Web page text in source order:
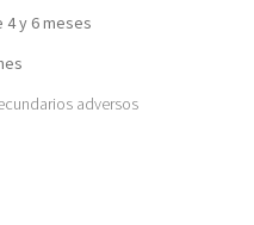
4 y 6 meses
adversos